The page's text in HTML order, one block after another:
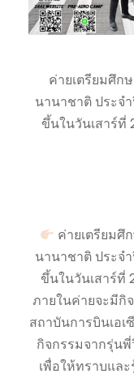
ค่ายเตรียมศึก
นานาชาติ ประจ
ขึ้นในวันเสาร์ที่
ค่ายเตรียมศึ
นานาชาติ ประจ
ขึ้นในวันเสาร์ที่
ภายในค่ายจะมีกิ
สถาบันการบินเอ
กิจกรรมจากรุ่น
เพื่อให้ทราบแล